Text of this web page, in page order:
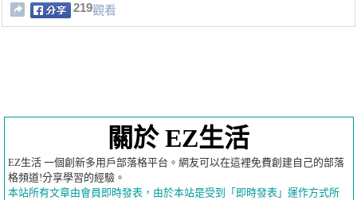
219觀看
關於 EZ生活
EZ生活 一個創新多用戶部落格平台。網友可以在這裡免費創建自己的部落
格頻道!分享學習的經驗。
本站所有文章由會員即時發表，由於本站是受到「即時發表」運作方式所